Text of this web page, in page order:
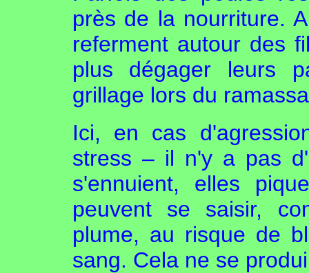
près de la nourriture.
referment autour des
plus dégager leurs
grillage lors du
Ici, en cas
stress – il n'y a pas
s'ennuient, elles
peuvent se saisir,
plume, au risque de
sang. Cela ne se